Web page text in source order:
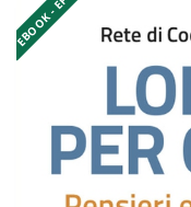
EBOOK - EPUB